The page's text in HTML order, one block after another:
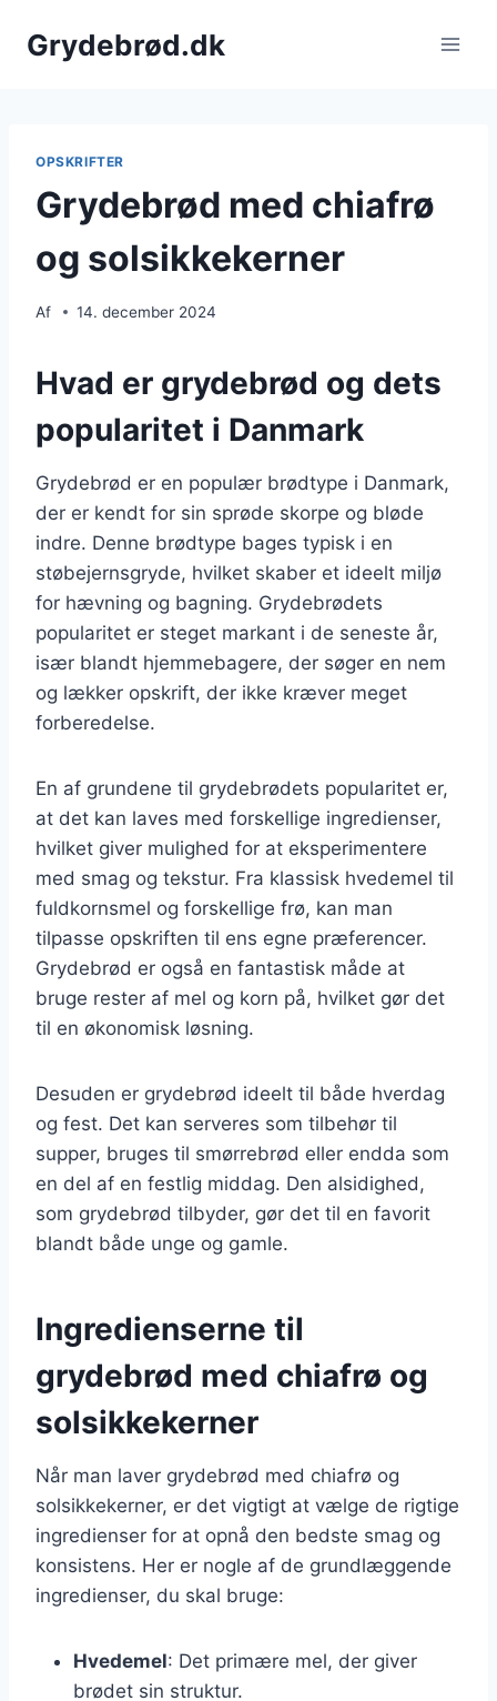
Grydebrød.dk
OPSKRIFTER
Grydebrød med chiafrø
og solsikkekerner
Af 14. december 2024
Hvad er grydebrød og dets
popularitet i Danmark
Grydebrød er en populær brødtype i Danmark,
der er kendt for sin sprøde skorpe og bløde
indre. Denne brødtype bages typisk i en
støbejernsgryde, hvilket skaber et ideelt miljø
for hævning og bagning. Grydebrødets
popularitet er steget markant i de seneste år,
især blandt hjemmebagere, der søger en nem
og lækker opskrift, der ikke kræver meget
forberedelse.
En af grundene til grydebrødets popularitet er,
at det kan laves med forskellige ingredienser,
hvilket giver mulighed for at eksperimentere
med smag og tekstur. Fra klassisk hvedemel til
fuldkornsmel og forskellige frø, kan man
tilpasse opskriften til ens egne præferencer.
Grydebrød er også en fantastisk måde at
bruge rester af mel og korn på, hvilket gør det
til en økonomisk løsning.
Desuden er grydebrød ideelt til både hverdag
og fest. Det kan serveres som tilbehør til
supper, bruges til smørrebrød eller endda som
en del af en festlig middag. Den alsidighed,
som grydebrød tilbyder, gør det til en favorit
blandt både unge og gamle.
Ingredienserne til
grydebrød med chiafrø og
solsikkekerner
Når man laver grydebrød med chiafrø og
solsikkekerner, er det vigtigt at vælge de rigtige
ingredienser for at opnå den bedste smag og
konsistens. Her er nogle af de grundlæggende
ingredienser, du skal bruge:
Hvedemel: Det primære mel, der giver
brødet sin struktur.